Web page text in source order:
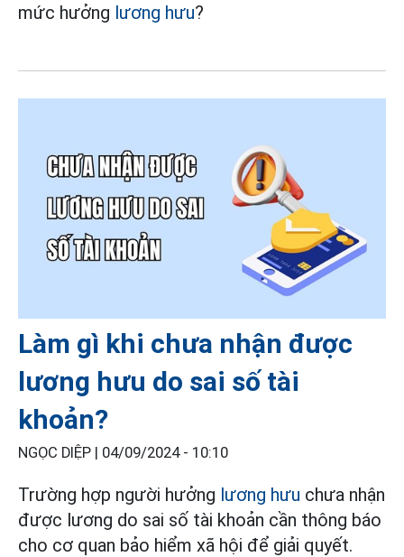
mức hưởng lương hưu?
Làm gì khi chưa nhận được
lương hưu do sai số tài
khoản?
NGỌC DIỆP | 04/09/2024 - 10:10
Trường hợp người hưởng lương hưu chưa nhận
được lương do sai số tài khoản cần thông báo
cho cơ quan bảo hiểm xã hội để giải quyết.